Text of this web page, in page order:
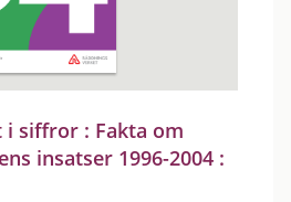
i siffror : Fakta om
insatser 1996-2004 :